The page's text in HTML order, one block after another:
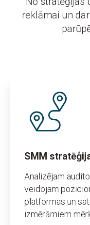
reklāmai un
SMM
Analizējam
veidojam
platformas un
izmērāmiem